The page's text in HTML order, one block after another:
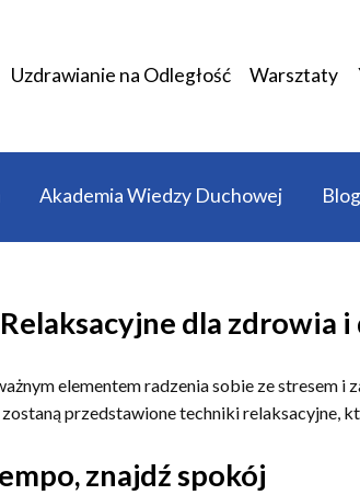
Uzdrawianie na Odległość Warsztaty
Akademia Wiedzy Duchowej Blog
dla zdrowia
elementem radzenia sobie ze stresem
przedstawione techniki relaksacyjne,
znajdź spokój